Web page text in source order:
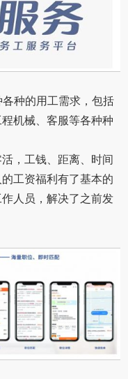
种的用工需求，包括
机械、客服等各种种
，工钱、距离、时间
工资福利有了基本的
人员，解决了之前发